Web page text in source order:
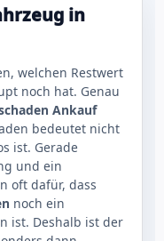
in
welchen Restwert
noch hat. Genau
Ankauf
bedeutet nicht
ist. Gerade
und ein
oft dafür, dass
noch ein
ist. Deshalb ist der